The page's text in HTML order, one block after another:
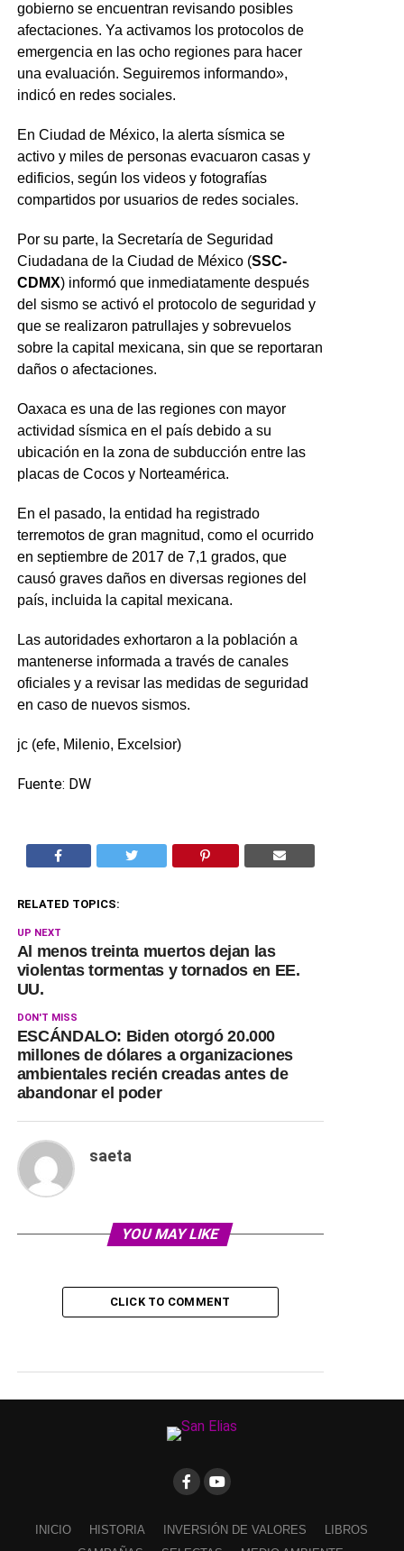
gobierno se encuentran revisando posibles
afectaciones. Ya activamos los protocolos de
emergencia en las ocho regiones para hacer
una evaluación. Seguiremos informando»,
indicó en redes sociales.
En Ciudad de México, la alerta sísmica se
activo y miles de personas evacuaron casas y
edificios, según los videos y fotografías
compartidos por usuarios de redes sociales.
Por su parte, la Secretaría de Seguridad
Ciudadana de la Ciudad de México (SSC-
CDMX) informó que inmediatamente después
del sismo se activó el protocolo de seguridad y
que se realizaron patrullajes y sobrevuelos
sobre la capital mexicana, sin que se reportaran
daños o afectaciones.
Oaxaca es una de las regiones con mayor
actividad sísmica en el país debido a su
ubicación en la zona de subducción entre las
placas de Cocos y Norteamérica.
En el pasado, la entidad ha registrado
terremotos de gran magnitud, como el ocurrido
en septiembre de 2017 de 7,1 grados, que
causó graves daños en diversas regiones del
país, incluida la capital mexicana.
Las autoridades exhortaron a la población a
mantenerse informada a través de canales
oficiales y a revisar las medidas de seguridad
en caso de nuevos sismos.
jc (efe, Milenio, Excelsior)
Fuente: DW
RELATED TOPICS:
UP NEXT
Al menos treinta muertos dejan las
violentas tormentas y tornados en EE.
UU.
DON'T MISS
ESCÁNDALO: Biden otorgó 20.000
millones de dólares a organizaciones
ambientales recién creadas antes de
abandonar el poder
saeta
YOU MAY LIKE
CLICK TO COMMENT
INICIO HISTORIA INVERSIÓN DE VALORES
LIBROS